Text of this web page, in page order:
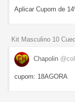
Aplicar Cupom de
Kit Masculino 10
Chapolin
cupom: 18AGORA